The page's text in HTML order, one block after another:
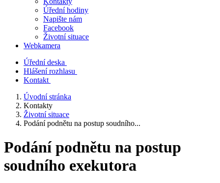
Úřední hodiny
Napište nám
Facebook
Životní situace
Webkamera
Úřední deska
Hlášení rozhlasu
Kontakt
Úvodní stránka
Kontakty
Životní situace
Podání podnětu na postup soudního...
Podání podnětu na postup
soudního exekutora